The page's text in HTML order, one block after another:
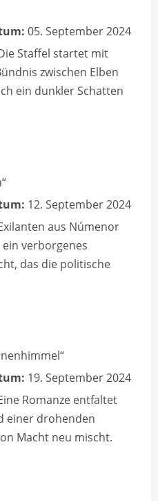
05. September 2024
Staffel startet mit
zwischen Elben
ein dunkler Schatten
12. September 2024
aus Númenor
verborgenes
das die politische
19. September 2024
Romanze entfaltet
einer drohenden
Macht neu mischt.